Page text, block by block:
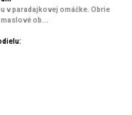
v paradajkovej omáčke. Obrie
ob...